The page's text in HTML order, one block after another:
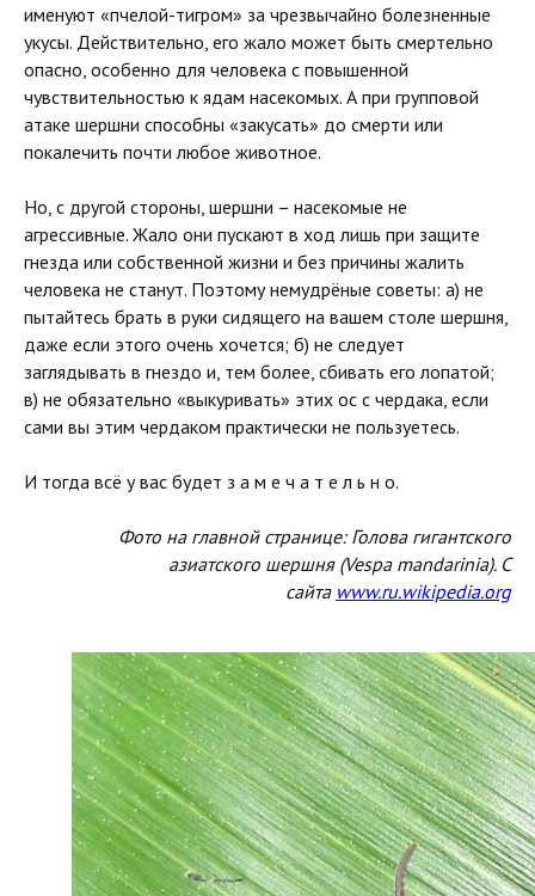
именуют «пчелой-тигром» за чрезвычайно болезненные
укусы. Действительно, его жало может быть смертельно
опасно, особенно для человека с повышенной
чувствительностью к ядам насекомых. А при групповой
атаке шершни способны «закусать» до смерти или
покалечить почти любое животное.
Но, с другой стороны, шершни – насекомые не
агрессивные. Жало они пускают в ход лишь при защите
гнезда или собственной жизни и без причины жалить
человека не станут. Поэтому немудрёные советы: а) не
пытайтесь брать в руки сидящего на вашем столе шершня,
даже если этого очень хочется; б) не следует
заглядывать в гнездо и, тем более, сбивать его лопатой;
в) не обязательно «выкуривать» этих ос с чердака, если
сами вы этим чердаком практически не пользуетесь.
И тогда всё у вас будет з а м е ч а т е л ь н о.
Фото на главной странице: Голова гигантского
азиатского шершня (Vespa mandarinia). С
сайта www.ru.wikipedia.org